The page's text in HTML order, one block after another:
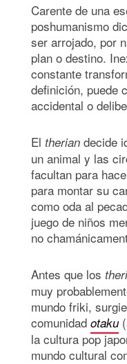
Carente de una
poshumanismo
ser arrojado, por
plan o destino.
constante
definición, puede
accidental o
El therian decide
un animal y las
facultan para
para montar su
como oda al
juego de niños
no
Antes que los
muy
mundo friki,
comunidad otaku
la cultura pop
mundo cultural